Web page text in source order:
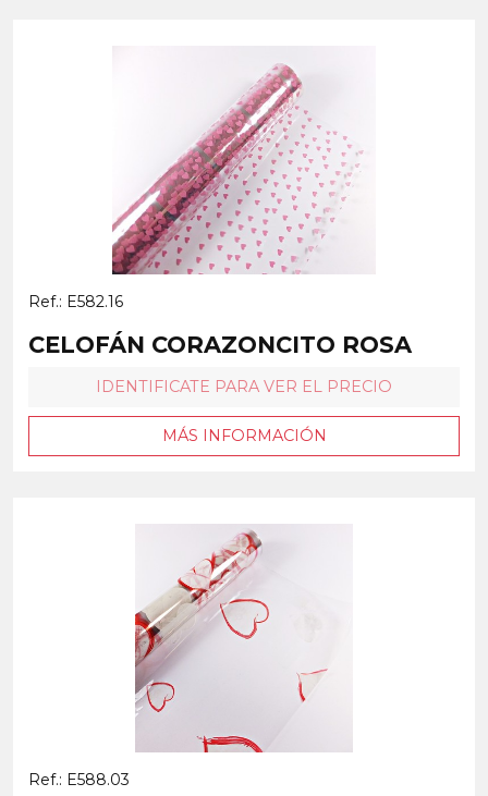
Ref.: E582.16
CELOFÁN CORAZONCITO ROSA
IDENTIFICATE PARA VER EL PRECIO
MÁS INFORMACIÓN
Ref.: E588.03